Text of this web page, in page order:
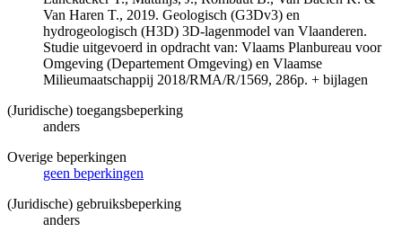
Van Haren T., 2019. Geologisch (G3Dv3) en
hydrogeologisch (H3D) 3D-lagenmodel van Vlaanderen.
Studie uitgevoerd in opdracht van: Vlaams Planbureau voor
Omgeving (Departement Omgeving) en Vlaamse
Milieumaatschappij 2018/RMA/R/1569, 286p. + bijlagen
(Juridische) toegangsbeperking
anders
Overige beperkingen
geen beperkingen
(Juridische) gebruiksbeperking
anders